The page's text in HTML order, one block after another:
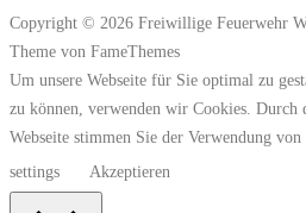
Copyright © 2026 Freiwillige Feuerwehr
Theme von FameThemes
Um unsere Webseite für Sie optimal zu
zu können, verwenden wir Cookies. Durch
Webseite stimmen Sie der Verwendung von
settings
Akzeptieren